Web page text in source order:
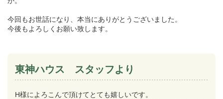
今回もお世話になり、本当にありがとうございました。
今後もよろしくお願い致します。
東神ハウス スタッフより
H様によろこんで頂けてとても嬉しいです。